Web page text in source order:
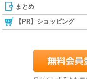
まとめ
【PR】ショッピング